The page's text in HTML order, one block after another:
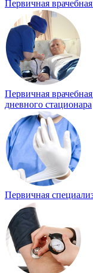
Первичная
Первичная
дневного стационара
Первичная